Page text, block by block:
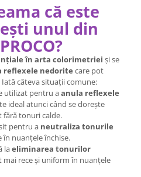
că este
unul din
în arta colorimetriei și se
reflexele nedorite care pot
câteva situații comune:
utilizat pentru aanula reflexele
ideal atunci când se dorește
fără tonuri calde.
pentru a neutraliza tonurile
nuanțele închise.
laeliminarea tonurilor
mai rece și uniform în nuanțele